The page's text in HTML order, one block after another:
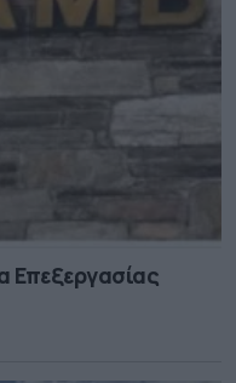
Επεξεργασίας